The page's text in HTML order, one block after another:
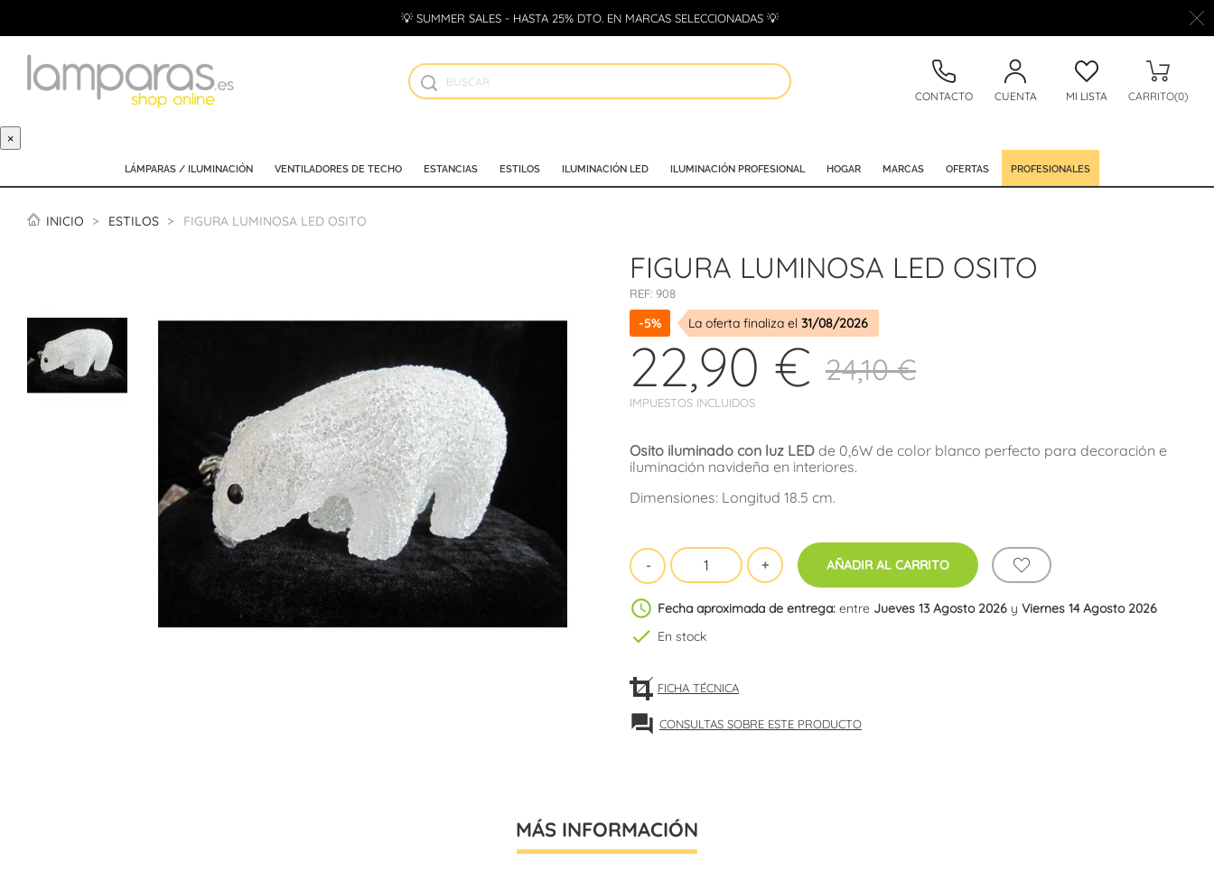
💡 SUMMER SALES - HASTA 25% DTO. EN MARCAS SELECCIONADAS 💡
CONTACTO CUENTA MI LISTA CARRITO(0)
×
LÁMPARAS / ILUMINACIÓN VENTILADORES DE TECHO ESTANCIAS ESTILOS ILUMINACIÓN LED ILUMINACIÓN PROFESIONAL HOGAR MARCAS OFERTAS PROFESIONALES
INICIO ESTILOS FIGURA LUMINOSA LED OSITO
FIGURA LUMINOSA LED OSITO
REF: 908
-5% La oferta finaliza el 31/08/2026
22,90 €
IMPUESTOS INCLUIDOS
24,10 €
Osito iluminado con luz LED de 0,6W de color blanco perfecto para decoración e
iluminación navideña en interiores.
Dimensiones: Longitud 18.5 cm.
AÑADIR AL CARRITO
schedule Fecha aproximada de entrega: entre Jueves 13 Agosto 2026 y Viernes 14 Agosto 2026
check En stock
FICHA TÉCNICA
forum CONSULTAS SOBRE ESTE PRODUCTO
MÁS INFORMACIÓN